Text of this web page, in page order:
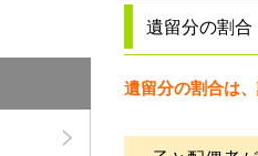
遺留分の割合
遺留分の割合は